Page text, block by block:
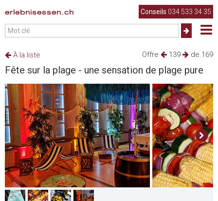
erlebnisessen.ch Conseils 034 533 34 35
Offre 139 de 169
À la liste
Fête sur la plage - une sensation de plage pure